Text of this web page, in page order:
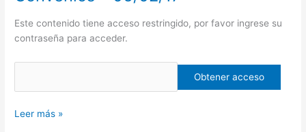
Este contenido tiene acceso restringido, por favor ingrese su
contraseña para acceder.
06/02/17
Leer más »